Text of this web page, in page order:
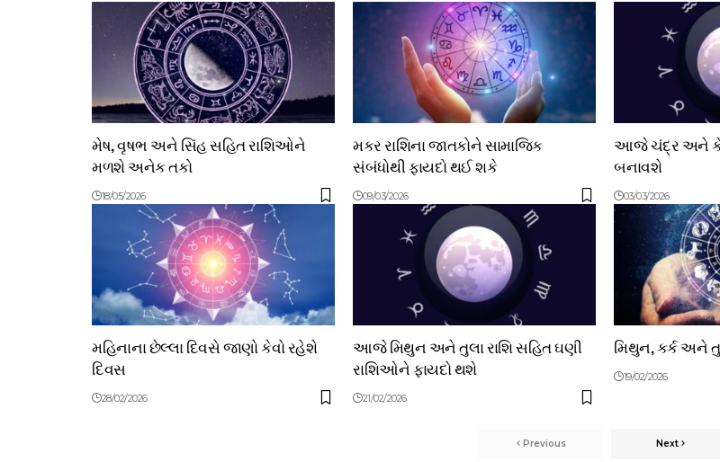
મેષ, વૃષભ અને સિંહ સહિત રાશિઓને
મળશે અનેક તકો
18/05/2026
મકર રાશિના જાતકોને સામાજિક
સંબંધોથી ફાયદો થઈ શકે
09/03/2026
આજે ચંદ્ર અને
બનાવશે
03/03/2026
મહિનાના છેલ્લા દિવસે જાણો કેવો રહેશે
દિવસ
28/02/2026
આજે મિથુન અને તુલા રાશિ સહિત ઘણી
રાશિઓને ફાયદો થશે
21/02/2026
મિથુન, કર્ક અને
19/02/2026
Previous Next